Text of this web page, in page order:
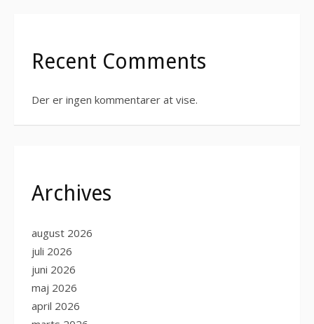
Recent Comments
Der er ingen kommentarer at vise.
Archives
august 2026
juli 2026
juni 2026
maj 2026
april 2026